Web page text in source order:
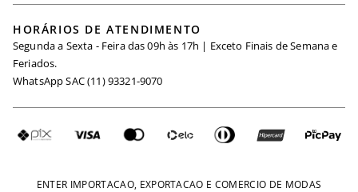
Igualdade Salarial
Requisição de Dados
Minha Conta
Trocas
Fretes e Tarifas
Maternidade
Seja um Afiliado
HORÁRIOS DE ATENDIMENTO
Segunda a Sexta - Feira das 09h às 17h | Exceto Finais de Semana e
Feriados.
WhatsApp SAC (11) 93321-9070
ENTER IMPORTACAO, EXPORTACAO E COMERCIO DE MODAS